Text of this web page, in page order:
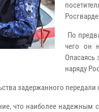
По
чего он
Опасаясь
наряду
задержанного
что наиболее надежным